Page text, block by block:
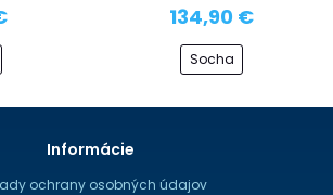
134,90 €
Socha
Informácie
ochrany osobných údajov